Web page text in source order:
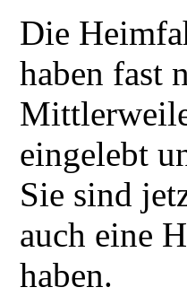
Die
haben fast
eingelebt
Sie sind
auch eine
haben.